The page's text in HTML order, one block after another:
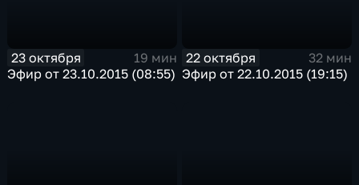
23 октября
19 мин
Эфир от 23.10.2015 (08:55)
22 октября
32 мин
Эфир от 22.10.2015 (19:15)